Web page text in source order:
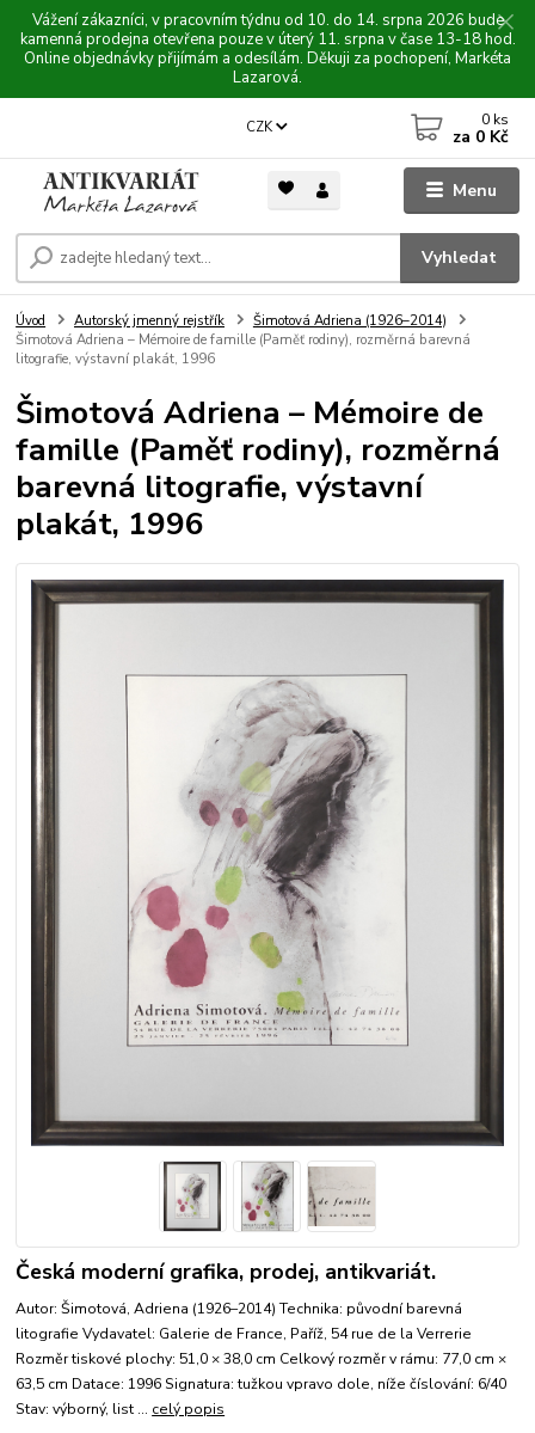
Vážení zákazníci, v pracovním týdnu od 10. do 14. srpna 2026 bude
kamenná prodejna otevřena pouze v úterý 11. srpna v čase 13-18 hod.
Online objednávky přijímám a odesílám. Děkuji za pochopení, Markéta
Lazarová.
Menu
CZK
Vyhledat
0 ks
za 0 Kč
Úvod Autorský jmenný rejstřík
Šimotová Adriena (1926–2014)
Šimotová Adriena – Mémoire de famille (Paměť rodiny), rozměrná barevná
litografie, výstavní plakát, 1996
Šimotová Adriena – Mémoire de
famille (Paměť rodiny), rozměrná
barevná litografie, výstavní
plakát, 1996
Česká moderní grafika, prodej, antikvariát.
Autor: Šimotová, Adriena (1926–2014) Technika: původní barevná
litografie Vydavatel: Galerie de France, Paříž, 54 rue de la Verrerie
Rozměr tiskové plochy: 51,0 × 38,0 cm Celkový rozměr v rámu: 77,0 cm ×
63,5 cm Datace: 1996 Signatura: tužkou vpravo dole, níže číslování: 6/40
Stav: výborný, list ... celý popis